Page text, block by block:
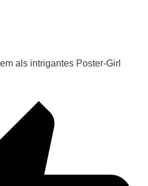
als intrigantes Poster-Girl